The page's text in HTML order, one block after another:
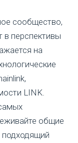
сообщество,
в перспективы
на
LINK.
общие